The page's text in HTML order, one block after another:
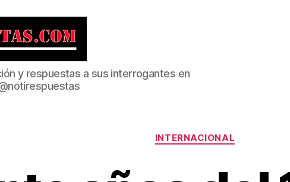
y respuestas a sus interrogantes en
Categorías
INTERNACIONAL